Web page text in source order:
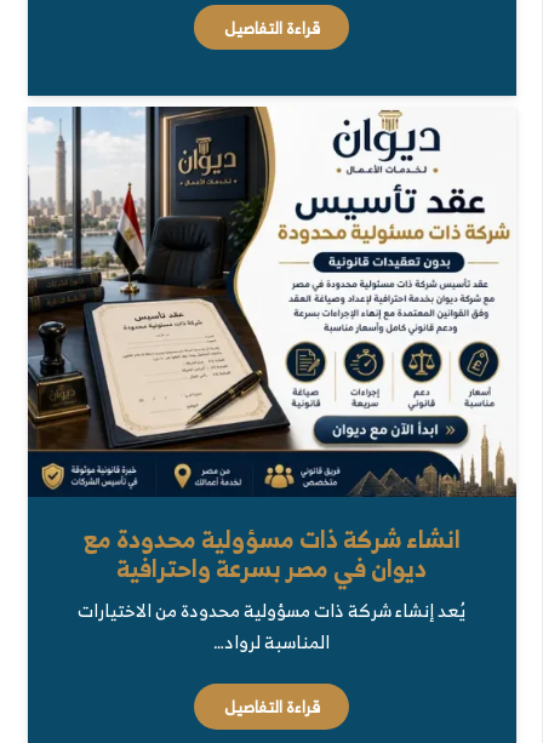
قراءة التفاصيل
انشاء شركة ذات مسؤولية محدودة مع
ديوان في مصر بسرعة واحترافية
يُعد إنشاء شركة ذات مسؤولية محدودة من الاختيارات
المناسبة لرواد…
قراءة التفاصيل